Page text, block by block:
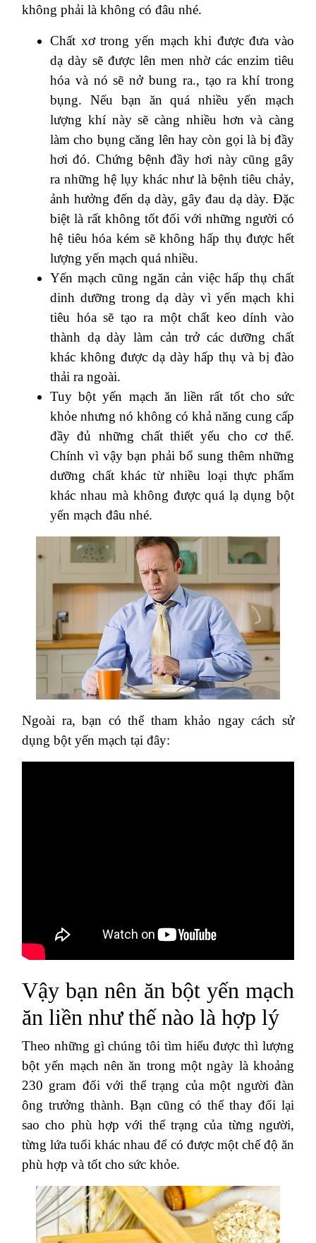
không phải là không có đâu nhé.
Chất xơ trong yến mạch khi được đưa vào
dạ dày sẽ được lên men nhờ các enzim tiêu
hóa và nó sẽ nở bung ra., tạo ra khí trong
bụng. Nếu bạn ăn quá nhiều yến mạch
lượng khí này sẽ càng nhiều hơn và càng
làm cho bụng căng lên hay còn gọi là bị đầy
hơi đó. Chứng bệnh đầy hơi này cũng gây
ra những hệ lụy khác như là bệnh tiêu chảy,
ảnh hưởng đến dạ dày, gây đau dạ dày. Đặc
biệt là rất không tốt đối với những người có
hệ tiêu hóa kém sẽ không hấp thụ được hết
lượng yến mạch quá nhiều.
Yến mạch cũng ngăn cản việc hấp thụ chất
dinh dưỡng trong dạ dày vì yến mạch khi
tiêu hóa sẽ tạo ra một chất keo dính vào
thành dạ dày làm cản trở các dưỡng chất
khác không được dạ dày hấp thụ và bị đào
thải ra ngoài.
Tuy bột yến mạch ăn liền rất tốt cho sức
khỏe nhưng nó không có khả năng cung cấp
đầy đủ những chất thiết yếu cho cơ thể.
Chính vì vậy bạn phải bổ sung thêm những
dưỡng chất khác từ nhiều loại thực phẩm
khác nhau mà không được quá lạ dụng bột
yến mạch đâu nhé.
Ngoài ra, bạn có thể tham khảo ngay cách sử
dụng bột yến mạch tại đây:
Vậy bạn nên ăn bột yến mạch
ăn liền như thế nào là hợp lý
Theo những gì chúng tôi tìm hiểu được thì lượng
bột yến mạch nên ăn trong một ngày là khoảng
230 gram đối với thể trạng của một người đàn
ông trưởng thành. Bạn cũng có thể thay đổi lại
sao cho phù hợp với thể trạng của từng người,
từng lứa tuổi khác nhau để có được một chế độ ăn
phù hợp và tốt cho sức khỏe.